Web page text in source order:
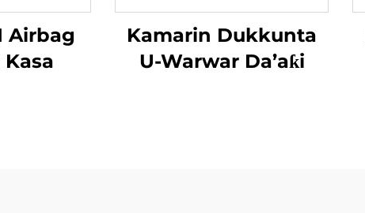
Airbag
Kamarin Dukkunta
U-Warwar Da’aƙi